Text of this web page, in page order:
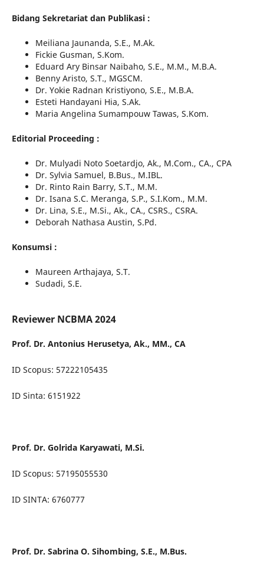
Bidang Sekretariat dan Publikasi :
Meiliana Jaunanda, S.E., M.Ak.
Fickie Gusman, S.Kom.
Eduard Ary Binsar Naibaho, S.E., M.M., M.B.A.
Benny Aristo, S.T., MGSCM.
Dr. Yokie Radnan Kristiyono, S.E., M.B.A.
Esteti Handayani Hia, S.Ak.
Maria Angelina Sumampouw Tawas, S.Kom.
Editorial Proceeding :
Dr. Mulyadi Noto Soetardjo, Ak., M.Com., CA., CPA
Dr. Sylvia Samuel, B.Bus., M.IBL.
Dr. Rinto Rain Barry, S.T., M.M.
Dr. Isana S.C. Meranga, S.P., S.I.Kom., M.M.
Dr. Lina, S.E., M.Si., Ak., CA., CSRS., CSRA.
Deborah Nathasa Austin, S.Pd.
Konsumsi :
Maureen Arthajaya, S.T.
Sudadi, S.E.
Reviewer NCBMA 2024
Prof. Dr. Antonius Herusetya, Ak., MM., CA
ID Scopus: 57222105435
ID Sinta: 6151922
Prof. Dr. Golrida Karyawati, M.Si.
ID Scopus: 57195055530
ID SINTA: 6760777
Prof. Dr. Sabrina O. Sihombing, S.E., M.Bus.